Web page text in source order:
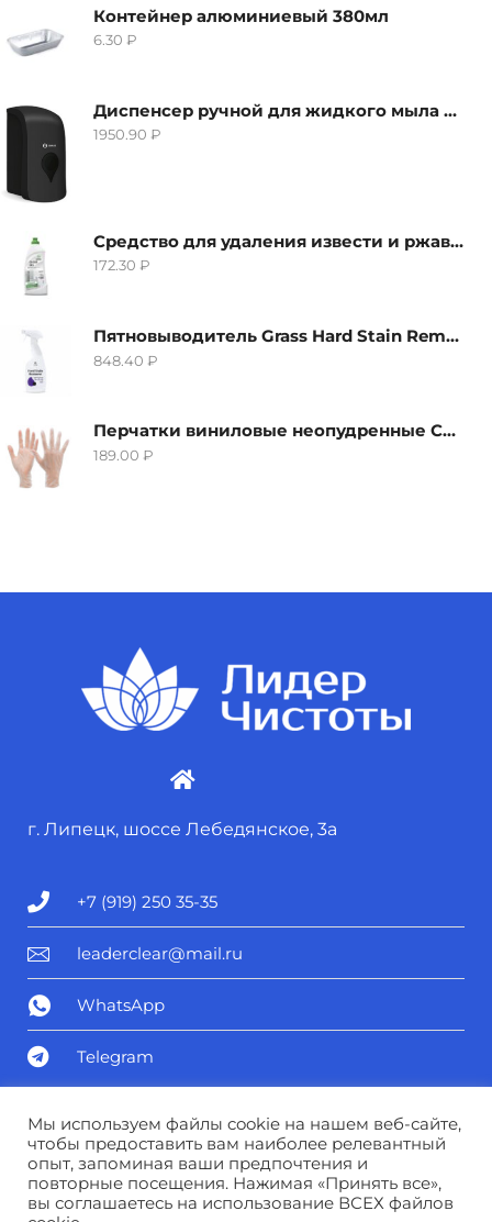
Контейнер алюминиевый 380мл
6.30 ₽
Диспенсер ручной для жидкого мыла Grass IT-0638, черный
1950.90 ₽
Средство для удаления извести и ржавчины Grass Gloss-Gel, 500мл
172.30 ₽
Пятновыводитель Grass Hard Stain Remover, 600мл
848.40 ₽
Перчатки виниловые неопудренные CTP-BS, размер S
189.00 ₽
г. Липецк, шоссе Лебедянское, 3а
+7 (919) 250 35-35
leaderclear@mail.ru
WhatsApp
Telegram
Политика конфиденциальности
Соглашение о персональных данных
Мы используем файлы cookie на нашем веб-сайте,
чтобы предоставить вам наиболее релевантный
опыт, запоминая ваши предпочтения и
повторные посещения. Нажимая «Принять все»,
вы соглашаетесь на использование ВСЕХ файлов